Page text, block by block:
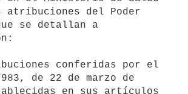
atribuciones del Poder
se detallan a
conferidas por el
de 22 de marzo de